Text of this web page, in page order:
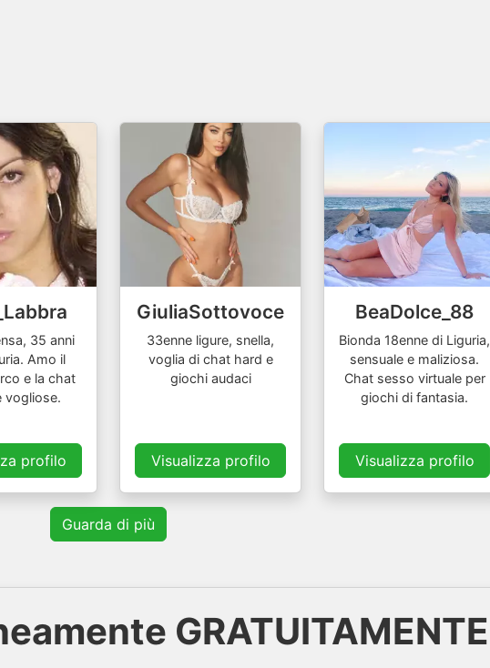
35 anni
Amo il
e la chat
vogliose.
profilo
GiuliaSottovoce
33enne ligure, snella,
voglia di chat hard e
giochi audaci
Visualizza profilo
BeaDolce_88
Bionda 18enne di Liguria,
sensuale e maliziosa.
Chat sesso virtuale per
giochi di fantasia.
Visualizza profilo
Guarda di più
GRATUITAMENTE